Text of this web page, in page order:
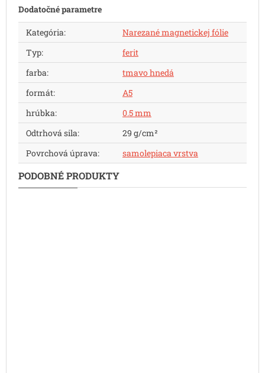
Dodatočné parametre
Kategória:
Narezané magnetickej fólie
Typ:
ferit
farba:
tmavo hnedá
formát:
A5
hrúbka:
0.5 mm
Odtrhová sila:
29 g/cm²
Povrchová úprava: samolepiaca vrstva